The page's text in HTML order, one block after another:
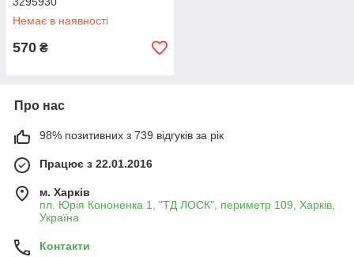
Немає в наявності
570 ₴
Про нас
98% позитивних з 739 відгуків за рік
Працює з 22.01.2016
м. Харків
пл. Юрія Кононенка 1, "ТД ЛОСК", периметр 109, Харків,
Україна
Контакти